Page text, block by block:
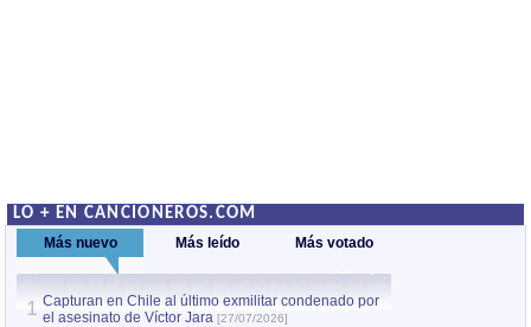
LO + EN CANCIONEROS.COM
Más nuevo Más leído Más votado
1 Capturan en Chile al último exmilitar condenado por
el asesinato de Víctor Jara [27/07/2026]